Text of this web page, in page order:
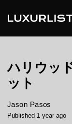
ハリウッ
ット
Jason Pasos
Published 1 year ago